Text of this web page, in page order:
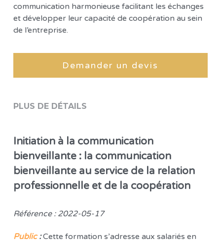
communication harmonieuse facilitant les échanges
et développer leur capacité de coopération au sein
de l’entreprise.
Demander un devis
PLUS DE DÉTAILS
Initiation à la communication
bienveillante : la communication
bienveillante au service de la relation
professionnelle et de la coopération
Référence : 2022-05-17
Public : Cette formation s’adresse aux salariés en